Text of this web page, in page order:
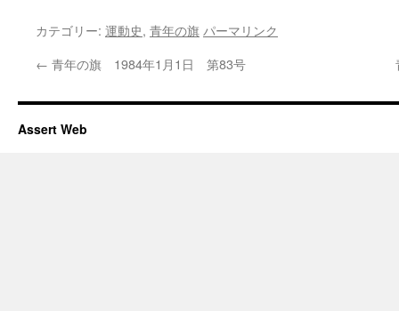
カテゴリー: 運動史, 青年の旗 パーマリンク
← 青年の旗 1984年1月1日 第83号
Assert Web